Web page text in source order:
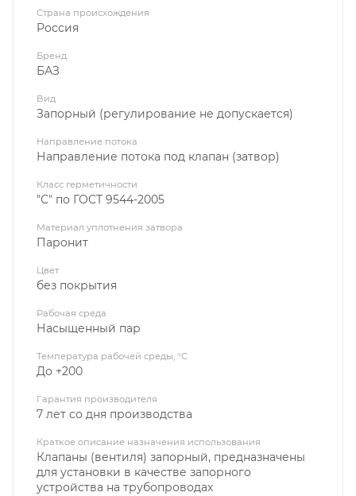
Страна происхождения
Россия
Бренд
БАЗ
Вид
Запорный (регулирование не допускается)
Направление потока
Направление потока под клапан (затвор)
Класс герметичности
"С" по ГОСТ 9544-2005
Материал уплотнения затвора
Паронит
Цвет
без покрытия
Рабочая среда
Насыщенный пар
Температура рабочей среды, °C
До +200
Гарантия производителя
7 лет со дня производства
Краткое описание назначения использования
Клапаны (вентиля) запорный, предназначены
для установки в качестве запорного
устройства на трубопроводах